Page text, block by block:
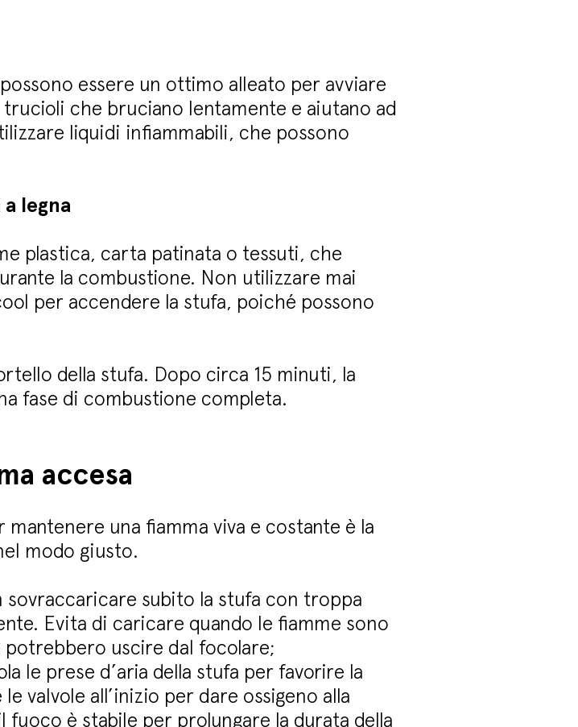
essere un ottimo alleato per avviare
che bruciano lentamente e aiutano ad
liquidi infiammabili, che possono
legna
plastica, carta patinata o tessuti, che
la combustione. Non utilizzare mai
per accendere la stufa, poiché possono
della stufa. Dopo circa 15 minuti, la
fase di combustione completa.
accesa
una fiamma viva e costante è la
modo giusto.
sovraccaricare subito la stufa con troppa
Evita di caricare quando le fiamme sono
uscire dal focolare;
le prese d’aria della stufa per favorire la
valvole all’inizio per dare ossigeno alla
è stabile per prolungare la durata della